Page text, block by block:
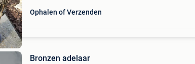
Ophalen of Verzenden
Bronzen adelaar